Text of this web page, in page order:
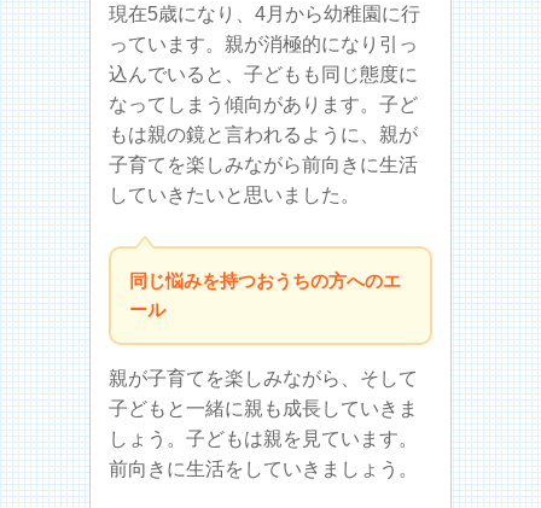
現在5歳になり、4月から幼稚園に行
っています。親が消極的になり引っ
込んでいると、子どもも同じ態度に
なってしまう傾向があります。子ど
もは親の鏡と言われるように、親が
子育てを楽しみながら前向きに生活
していきたいと思いました。
同じ悩みを持つおうちの方へのエ
ール
親が子育てを楽しみながら、そして
子どもと一緒に親も成長していきま
しょう。子どもは親を見ています。
前向きに生活をしていきましょう。